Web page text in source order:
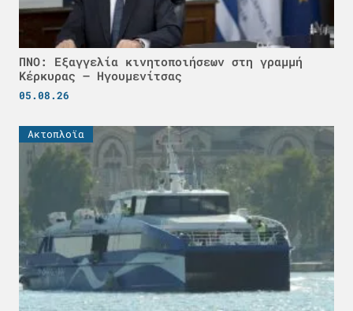
ΠΝΟ: Εξαγγελία κινητοποιήσεων στη γραμμή
Κέρκυρας – Ηγουμενίτσας
05.08.26
Ακτοπλοϊα